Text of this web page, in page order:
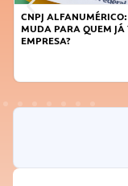
CNPJ
MUDA PARA QUEM JÁ
EMPRESA?